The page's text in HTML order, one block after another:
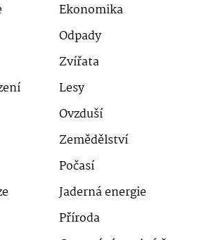
Ekonomika
Odpady
Zvířata
Lesy
Ovzduší
Zemědělství
Počasí
Jaderná energie
Příroda